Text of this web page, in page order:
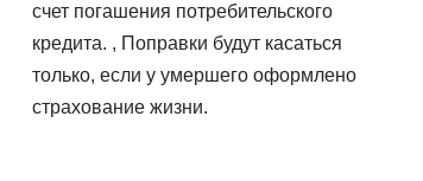
счет погашения потребительского
кредита. , Поправки будут касаться
только, если у умершего оформлено
страхование жизни.